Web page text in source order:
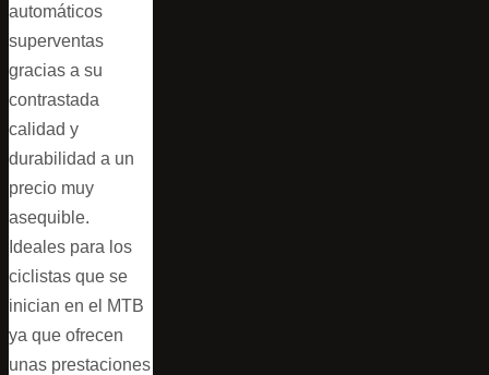
automáticos
superventas
gracias a su
contrastada
calidad y
durabilidad a un
precio muy
asequible.
Ideales para los
ciclistas que se
inician en el MTB
ya que ofrecen
unas prestaciones